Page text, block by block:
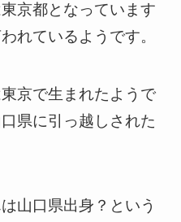
京都となっています
れているようです。
京で生まれたようで
県に引っ越しされた
山口県出身？という